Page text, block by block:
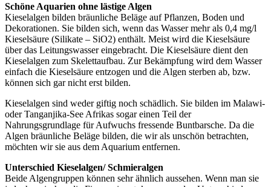
Schöne Aquarien ohne lästige Algen
Kieselalgen bilden bräunliche Beläge auf Pflanzen, Boden und
Dekorationen. Sie bilden sich, wenn das Wasser mehr als 0,4 mg/l
Kieselsäure (Silikate – SiO2) enthält. Meist wird die Kieselsäure
über das Leitungswasser eingebracht. Die Kieselsäure dient den
Kieselalgen zum Skelettaufbau. Zur Bekämpfung wird dem Wasser
einfach die Kieselsäure entzogen und die Algen sterben ab, bzw.
können sich gar nicht erst bilden.
Kieselalgen sind weder giftig noch schädlich. Sie bilden im Malawi-
oder Tanganjika-See Afrikas sogar einen Teil der
Nahrungsgrundlage für Aufwuchs fressende Buntbarsche. Da die
Algen bräunliche Beläge bilden, die wir als unschön betrachten,
möchten wir sie aus dem Aquarium entfernen.
Unterschied Kieselalgen/ Schmieralgen
Beide Algengruppen können sehr ähnlich aussehen. Wenn man sie